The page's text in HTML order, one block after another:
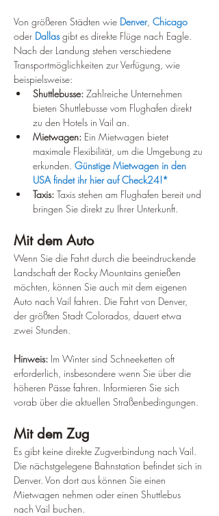
Von größeren Städten wie Denver, Chicago
oder Dallas gibt es direkte Flüge nach Eagle.
Nach der Landung stehen verschiedene
Transportmöglichkeiten zur Verfügung, wie
beispielsweise:
Shuttlebusse: Zahlreiche Unternehmen
bieten Shuttlebusse vom Flughafen direkt
zu den Hotels in Vail an.
Mietwagen: Ein Mietwagen bietet
maximale Flexibilität, um die Umgebung zu
erkunden. Günstige Mietwagen in den
USA findet ihr hier auf Check24!*
Taxis: Taxis stehen am Flughafen bereit und
bringen Sie direkt zu Ihrer Unterkunft.
Mit dem Auto
Wenn Sie die Fahrt durch die beeindruckende
Landschaft der Rocky Mountains genießen
möchten, können Sie auch mit dem eigenen
Auto nach Vail fahren. Die Fahrt von Denver,
der größten Stadt Colorados, dauert etwa
zwei Stunden.
Hinweis: Im Winter sind Schneeketten oft
erforderlich, insbesondere wenn Sie über die
höheren Pässe fahren. Informieren Sie sich
vorab über die aktuellen Straßenbedingungen.
Mit dem Zug
Es gibt keine direkte Zugverbindung nach Vail.
Die nächstgelegene Bahnstation befindet sich in
Denver. Von dort aus können Sie einen
Mietwagen nehmen oder einen Shuttlebus
nach Vail buchen.